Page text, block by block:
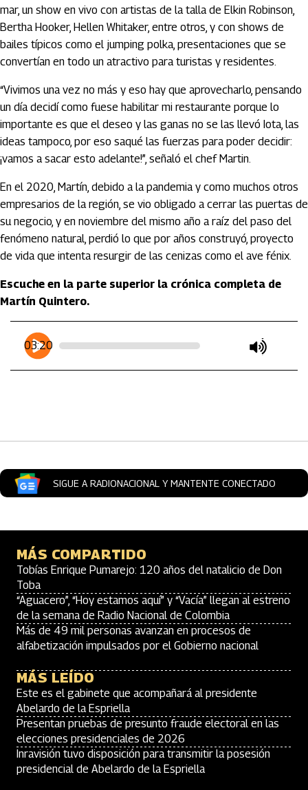
mar, un show en vivo con artistas de la talla de Elkin Robinson,
Bertha Hooker, Hellen Whitaker, entre otros, y con shows de
bailes típicos como el jumping polka, presentaciones que se
convertían en todo un atractivo para turistas y residentes.
“Vivimos una vez no más y eso hay que aprovecharlo, pensando
un día decidí como fuese habilitar mi restaurante porque lo
importante es que el deseo y las ganas no se las llevó Iota, las
ideas tampoco, por eso saqué las fuerzas para poder decidir:
¡vamos a sacar esto adelante!”, señaló el chef Martin.
En el 2020, Martín, debido a la pandemia y como muchos otros
empresarios de la región, se vio obligado a cerrar las puertas de
su negocio, y en noviembre del mismo año a raíz del paso del
fenómeno natural, perdió lo que por años construyó, proyecto
de vida que intenta resurgir de las cenizas como el ave fénix.
Escuche en la parte superior la crónica completa de
Martín Quintero.
Artículos Player
Player Articulos
play
mute
03:20
SIGUE A RADIONACIONAL Y MANTENTE CONECTADO
MÁS COMPARTIDO
Tobías Enrique Pumarejo: 120 años del natalicio de Don
Toba
“Aguacero”, “Hoy estamos aquí” y “Vacía” llegan al estreno
de la semana de Radio Nacional de Colombia
Más de 49 mil personas avanzan en procesos de
alfabetización impulsados por el Gobierno nacional
MÁS LEÍDO
Este es el gabinete que acompañará al presidente
Abelardo de la Espriella
Presentan pruebas de presunto fraude electoral en las
elecciones presidenciales de 2026
Inravisión tuvo disposición para transmitir la posesión
presidencial de Abelardo de la Espriella